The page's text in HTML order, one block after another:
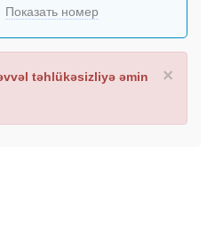
Показать номер
×
təhlükəsizliyə əmin